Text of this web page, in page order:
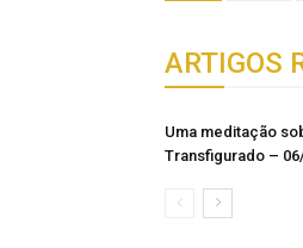
ARTIGOS
Uma meditação
Transfigurado –